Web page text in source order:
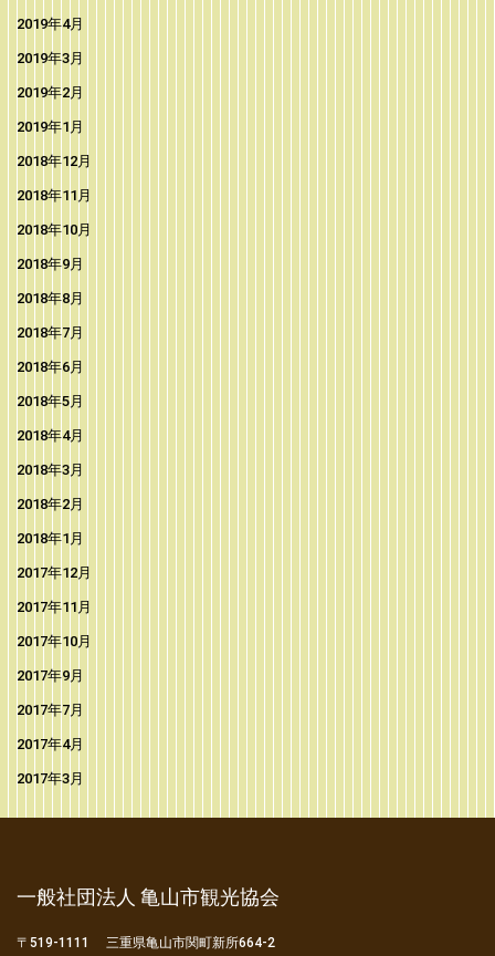
2019年4月
2019年3月
2019年2月
2019年1月
2018年12月
2018年11月
2018年10月
2018年9月
2018年8月
2018年7月
2018年6月
2018年5月
2018年4月
2018年3月
2018年2月
2018年1月
2017年12月
2017年11月
2017年10月
2017年9月
2017年7月
2017年4月
2017年3月
一般社団法人 亀山市観光協会
〒519-1111 三重県亀山市関町新所664-2